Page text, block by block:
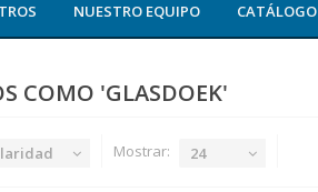
NUESTRO EQUIPO CATÁLOGO
COMO 'GLASDOEK'
Mostrar: 24